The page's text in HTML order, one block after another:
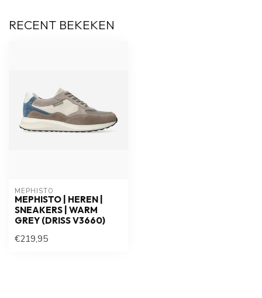
RECENT BEKEKEN
MEPHISTO
MEPHISTO | HEREN |
SNEAKERS | WARM
GREY (DRISS V3660)
€219,95